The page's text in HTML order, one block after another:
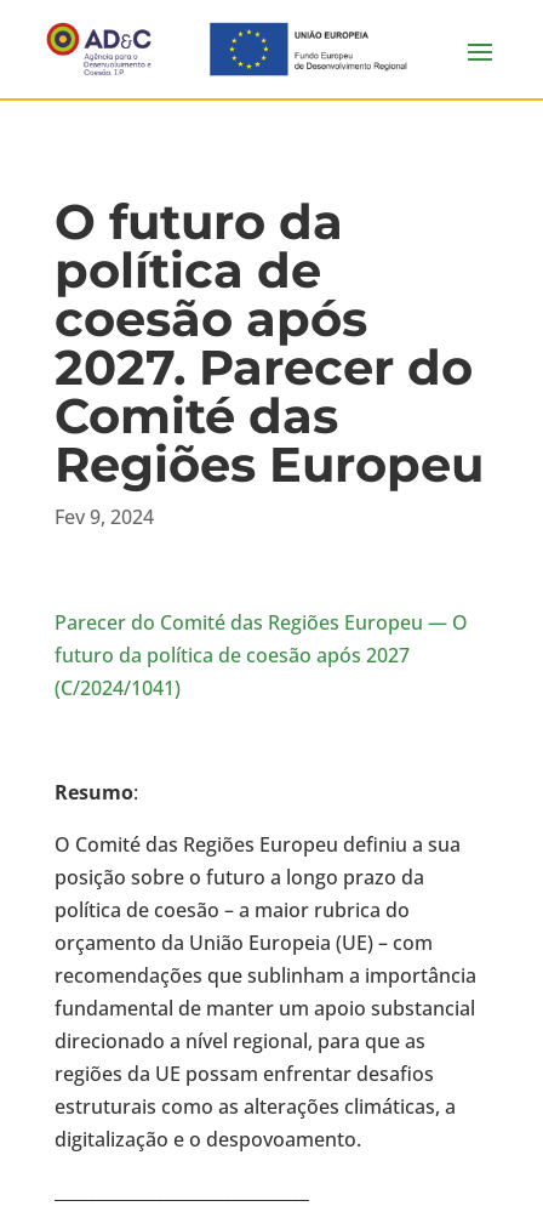
O futuro da
política de
coesão após
2027. Parecer do
Comité das
Regiões Europeu
Fev 9, 2024
Parecer do Comité das Regiões Europeu — O
futuro da política de coesão após 2027
(C/2024/1041)
Resumo:
O Comité das Regiões Europeu definiu a sua
posição sobre o futuro a longo prazo da
política de coesão – a maior rubrica do
orçamento da União Europeia (UE) – com
recomendações que sublinham a importância
fundamental de manter um apoio substancial
direcionado a nível regional, para que as
regiões da UE possam enfrentar desafios
estruturais como as alterações climáticas, a
digitalização e o despovoamento.